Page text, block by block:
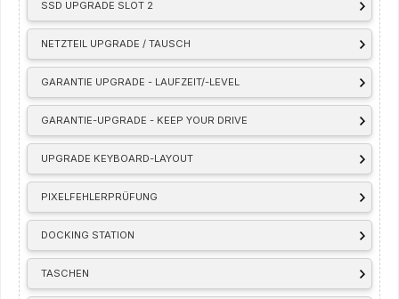
SSD UPGRADE SLOT 2
NETZTEIL UPGRADE / TAUSCH
GARANTIE UPGRADE - LAUFZEIT/-LEVEL
GARANTIE-UPGRADE - KEEP YOUR DRIVE
UPGRADE KEYBOARD-LAYOUT
PIXELFEHLERPRÜFUNG
DOCKING STATION
TASCHEN